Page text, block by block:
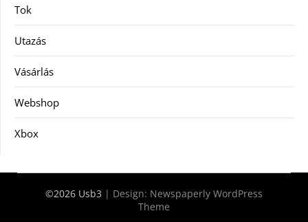
Tok
Utazás
Vásárlás
Webshop
Xbox
©2026 Usb3 | Design: Newspaperly WordPress
Theme